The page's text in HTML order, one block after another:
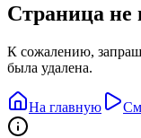
Страница не
К сожалению,
была удалена.
На главную